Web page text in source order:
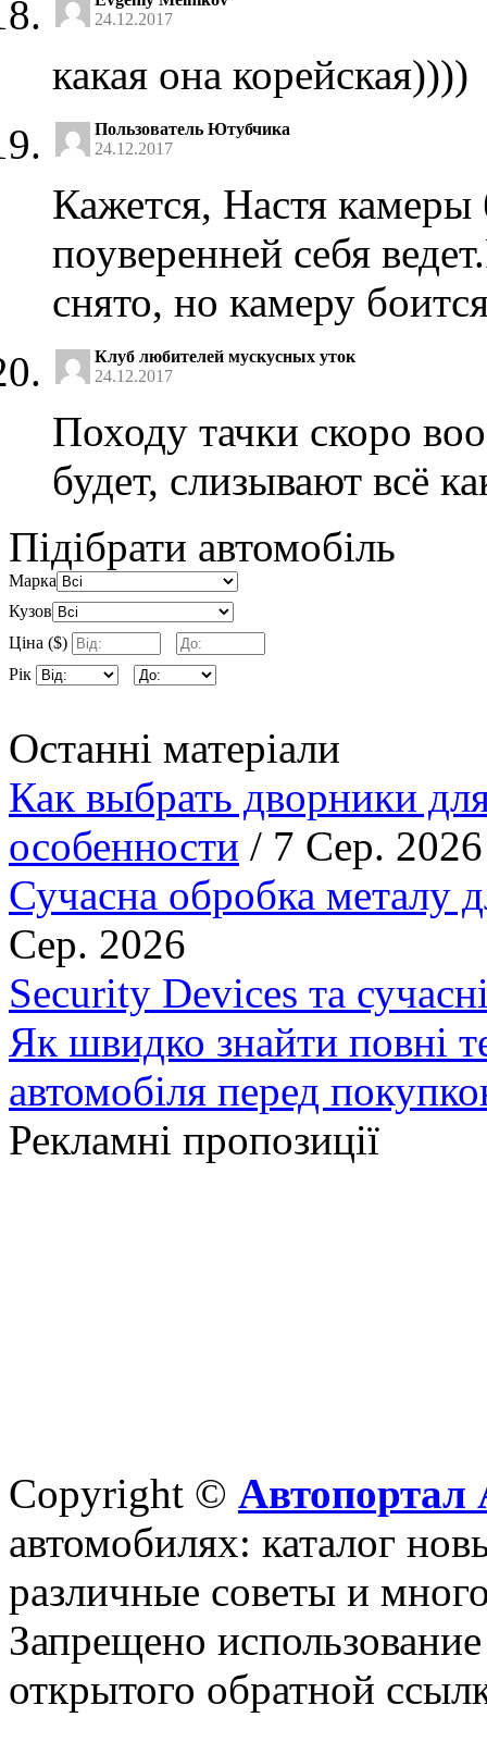
24.12.2017
какая она корейская))))
Пользователь Ютубчика
24.12.2017
Кажется, Настя
поуверенней себя
снято, но камеру
Клуб любителей мускусных уток
24.12.2017
Походу тачки скоро
будет, слизывают всё
Підібрати автомобіль
Марка
Кузов
Ціна ($)
Рік
Останні матеріали
Как выбрать дворники
особенности / 7 Сер. 2026
Сучасна обробка металу
Сер. 2026
Security Devices та
Як швидко знайти повні
автомобіля перед
Рекламні пропозиції
Copyright © Автопортал
автомобилях: каталог
различные советы и
Запрещено
открытого обратной